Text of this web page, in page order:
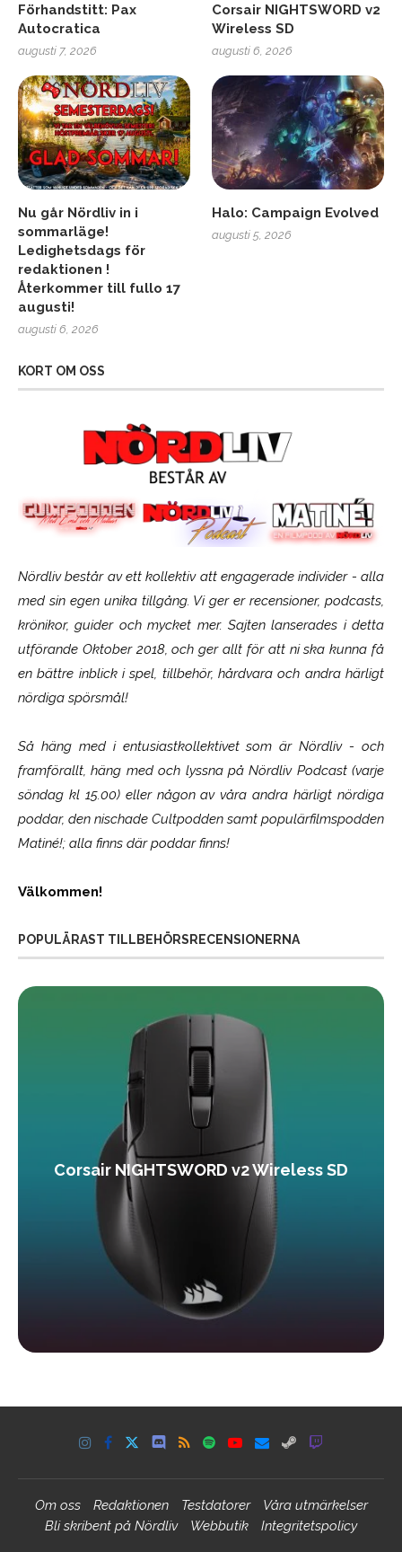
Förhandstitt: Pax
Autocratica
augusti 7, 2026
Corsair NIGHTSWORD v2
Wireless SD
augusti 6, 2026
Nu går Nördliv in i
sommarläge!
Ledighetsdags för
redaktionen !
Återkommer till fullo 17
augusti!
augusti 6, 2026
Halo: Campaign Evolved
augusti 5, 2026
KORT OM OSS
Nördliv består av ett kollektiv att engagerade individer - alla
med sin egen unika tillgång. Vi ger er recensioner, podcasts,
krönikor, guider och mycket mer. Sajten lanserades i detta
utförande Oktober 2018, och ger allt för att ni ska kunna få
en bättre inblick i spel, tillbehör, hårdvara och andra härligt
nördiga spörsmål!
Så häng med i entusiastkollektivet som ärNördliv- och
framförallt, häng med och lyssna på Nördliv Podcast (varje
söndag kl 15.00) eller någon av våra andra härligt nördiga
poddar, den nischade Cultpodden samt populärfilmspodden
Matiné!; alla finns där poddar finns!
Välkommen!
POPULÄRAST TILLBEHÖRSRECENSIONERNA
Corsair NIGHTSWORD v2 Wireless SD
Om oss Redaktionen Testdatorer
Våra utmärkelser
Bli skribent på Nördliv
Webbutik Integritetspolicy